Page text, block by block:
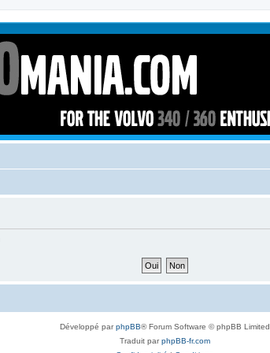
Développé parphpBB® Forum Software © phpBB Limited
Traduit parphpBB-fr.com